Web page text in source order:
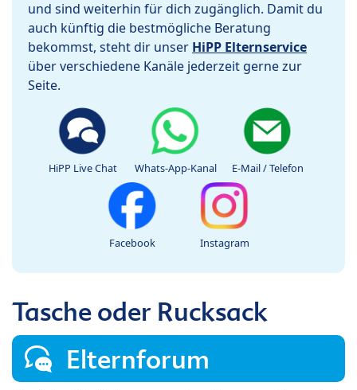
und sind weiterhin für dich zugänglich. Damit du
auch künftig die bestmögliche Beratung
bekommst, steht dir unser HiPP Elternservice
über verschiedene Kanäle jederzeit gerne zur
Seite.
HiPP Live Chat Whats-App-Kanal E-Mail / Telefon
Facebook Instagram
Tasche oder Rucksack
Elternforum